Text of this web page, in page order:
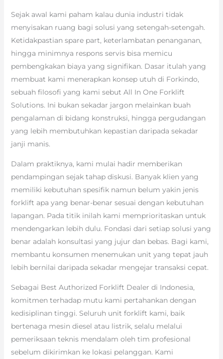
Sejak awal kami paham kalau dunia industri tidak
menyisakan ruang bagi solusi yang setengah-setengah.
Ketidakpastian spare part, keterlambatan penanganan,
hingga minimnya respons servis bisa memicu
pembengkakan biaya yang signifikan. Dasar itulah yang
membuat kami menerapkan konsep utuh di Forkindo,
sebuah filosofi yang kami sebut All In One Forklift
Solutions. Ini bukan sekadar jargon melainkan buah
pengalaman di bidang konstruksi, hingga pergudangan
yang lebih membutuhkan kepastian daripada sekadar
janji manis.
Dalam praktiknya, kami mulai hadir memberikan
pendampingan sejak tahap diskusi. Banyak klien yang
memiliki kebutuhan spesifik namun belum yakin jenis
forklift apa yang benar-benar sesuai dengan kebutuhan
lapangan. Pada titik inilah kami memprioritaskan untuk
mendengarkan lebih dulu. Fondasi dari setiap solusi yang
benar adalah konsultasi yang jujur dan bebas. Bagi kami,
membantu konsumen menemukan unit yang tepat jauh
lebih bernilai daripada sekadar mengejar transaksi cepat.
Sebagai Best Authorized Forklift Dealer di Indonesia,
komitmen terhadap mutu kami pertahankan dengan
kedisiplinan tinggi. Seluruh unit forklift kami, baik
bertenaga mesin diesel atau listrik, selalu melalui
pemeriksaan teknis mendalam oleh tim profesional
sebelum dikirimkan ke lokasi pelanggan. Kami